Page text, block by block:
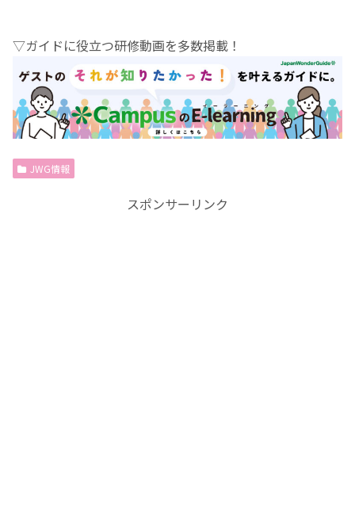
▽ガイドに役立つ研修動画を多数掲載！
JWG情報
スポンサーリンク